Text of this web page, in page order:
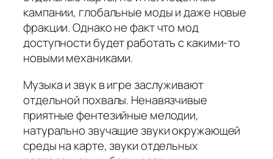
кампании, глобальные моды и даже новые
фракции. Однако не факт что мод
доступности будет работать с какими-то
новыми механиками.
Музыка и звук в игре заслуживают
отдельной похвалы. Ненавязчивые
приятные фентезийные мелодии,
натурально звучащие звуки окружающей
среды на карте, звуки отдельных